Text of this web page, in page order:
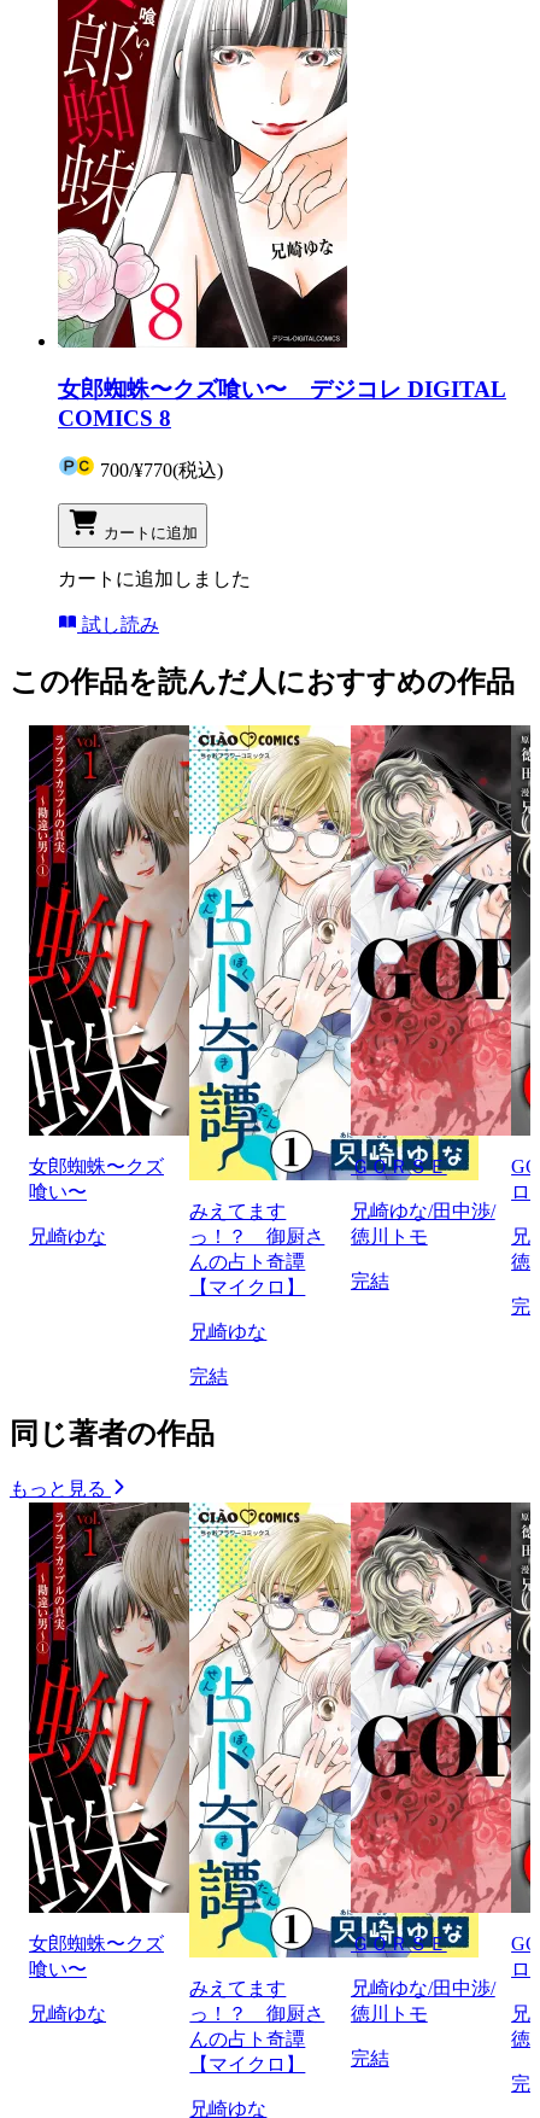
女郎蜘蛛〜クズ喰い〜 デジコレ DIGITAL
COMICS 8
700/¥770(税込)
カートに追加
カートに追加しました
試し読み
この作品を読んだ人におすすめの作品
女郎蜘蛛〜クズ
喰い〜
兄崎ゆな
みえてます
っ！？ 御厨さ
んの占ト奇譚
【マイクロ】
兄崎ゆな
完結
ＧＯＲＳＥ
兄崎ゆな/田中渉/
徳川トモ
完結
ロ
兄
徳
完
同じ著者の作品
もっと見る
女郎蜘蛛〜クズ
喰い〜
兄崎ゆな
みえてます
っ！？ 御厨さ
んの占ト奇譚
【マイクロ】
兄崎ゆな
ＧＯＲＳＥ
兄崎ゆな/田中渉/
徳川トモ
完結
ロ
兄
徳
完